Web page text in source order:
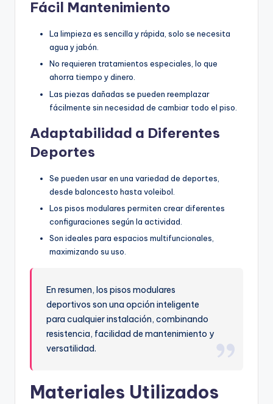
Fácil Mantenimiento
La limpieza es sencilla y rápida, solo se necesita
agua y jabón.
No requieren tratamientos especiales, lo que
ahorra tiempo y dinero.
Las piezas dañadas se pueden reemplazar
fácilmente sin necesidad de cambiar todo el piso.
Adaptabilidad a Diferentes
Deportes
Se pueden usar en una variedad de deportes,
desde baloncesto hasta voleibol.
Los pisos modulares permiten crear diferentes
configuraciones según la actividad.
Son ideales para espacios multifuncionales,
maximizando su uso.
En resumen, los pisos modulares
deportivos son una opción inteligente
para cualquier instalación, combinando
resistencia, facilidad de mantenimiento y
versatilidad.
Materiales Utilizados